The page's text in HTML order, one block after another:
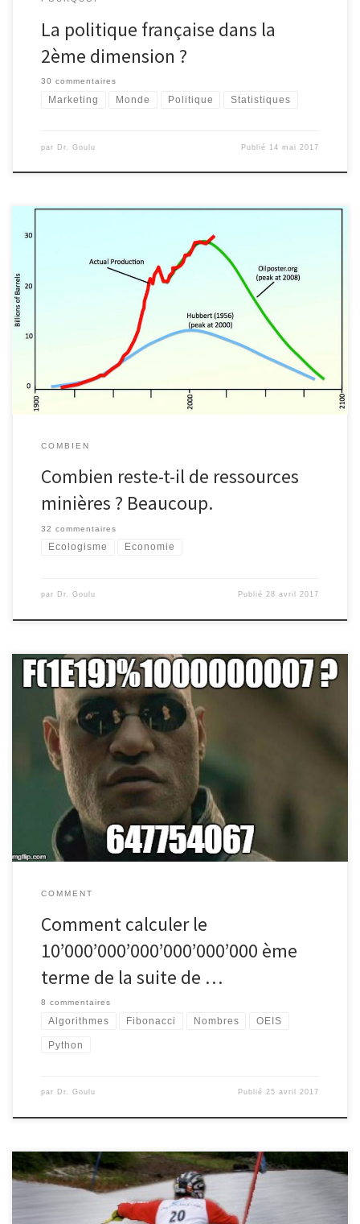
La politique française dans la
2ème dimension ?
30 commentaires
Marketing Monde Politique Statistiques
par Dr. Goulu Publié 14 mai 2017
Une équipe internationale de chercheurs met à mal l'idée selon
laquelle l'humanité manquera bientôt de certains minerais. Selon
la vaste étude de Lluis Fontboté de l'Université de Genève et ses
cinq collègues , les ressources géologiques de la plupart des
minéraux sont nettement plus élevées que les réserves connues
sur lesquelles se basent les estimations.
COMBIEN
Combien reste-t-il de ressources
minières ? Beaucoup.
32 commentaires
Ecologisme Economie
par Dr. Goulu Publié28 avril 2017
Tombé l'autre jour sur un problème idiot mais intéressant : calculer
le 10^19 ième terme de la suite de Fibonacci. Idiot parce que ça
ne sert à rien. Intéressant parce que ça sous-entend qu'il existe
une manière de calculer le n-ième terme de cette suite définie
par récurrence sans calculer les termes précédents. En effet,
calculer les termes les uns après les autres prendrait dans les
300'000 ans à raison d'une microseconde par terme.
COMMENT
Comment calculer le
10’000’000’000’000’000’000 ème
terme de la suite de …
8 commentaires
Algorithmes Fibonacci Nombres OEIS
Python
par Dr. Goulu Publié25 avril 2017